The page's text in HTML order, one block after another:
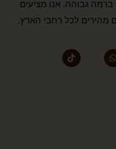
גבוהה. אנו מציעים
מהירים לכל רחבי הארץ.